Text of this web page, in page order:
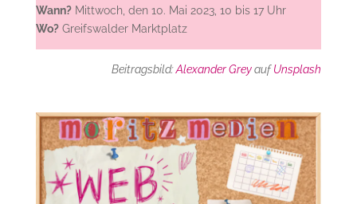
Wann?Mittwoch, den 10. Mai 2023, 10 bis 17 Uhr
Wo?Greifswalder Marktplatz
Beitragsbild:Alexander GreyaufUnsplash